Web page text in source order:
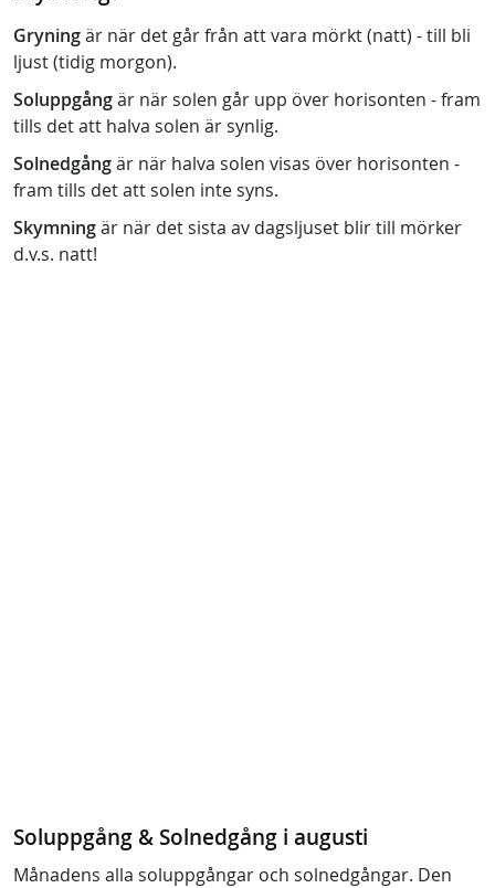
Gryningär när det går från att vara mörkt (natt) - till bli
ljust (tidig morgon).
Soluppgångär när solen går upp över horisonten - fram
tills det att halva solen är synlig.
Solnedgångär när halva solen visas över horisonten -
fram tills det att solen inte syns.
Skymningär när det sista av dagsljuset blir till mörker
d.v.s. natt!
Soluppgång & Solnedgång i augusti
Månadens alla soluppgångar och solnedgångar. Den